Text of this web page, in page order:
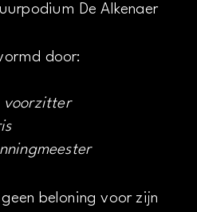
De Alkenaer
door:
voorzitter
beloning voor zijn